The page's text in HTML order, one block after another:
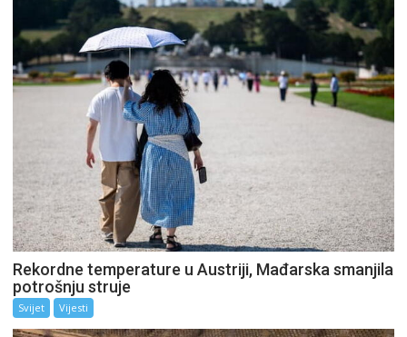
Rekordne temperature u Austriji, Mađarska smanjila
potrošnju struje
Svijet Vijesti